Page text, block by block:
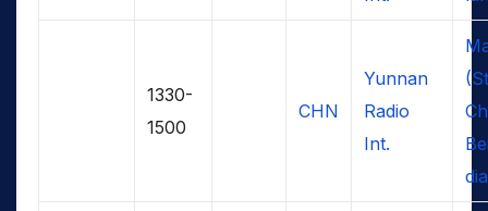
1330-
1500
CHN
Yunnan
Radio
Int.